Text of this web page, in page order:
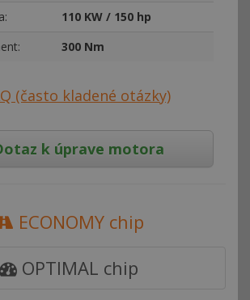
110 KW / 150 hp
300 Nm
(často kladené otázky)
k úprave motora
ECONOMY chip
OPTIMAL chip